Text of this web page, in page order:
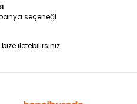
seçeneği
iletebilirsiniz.